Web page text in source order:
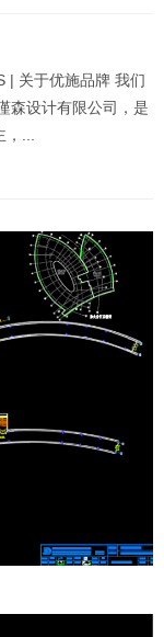
| 关于优施品牌 我们
森设计有限公司，是
...